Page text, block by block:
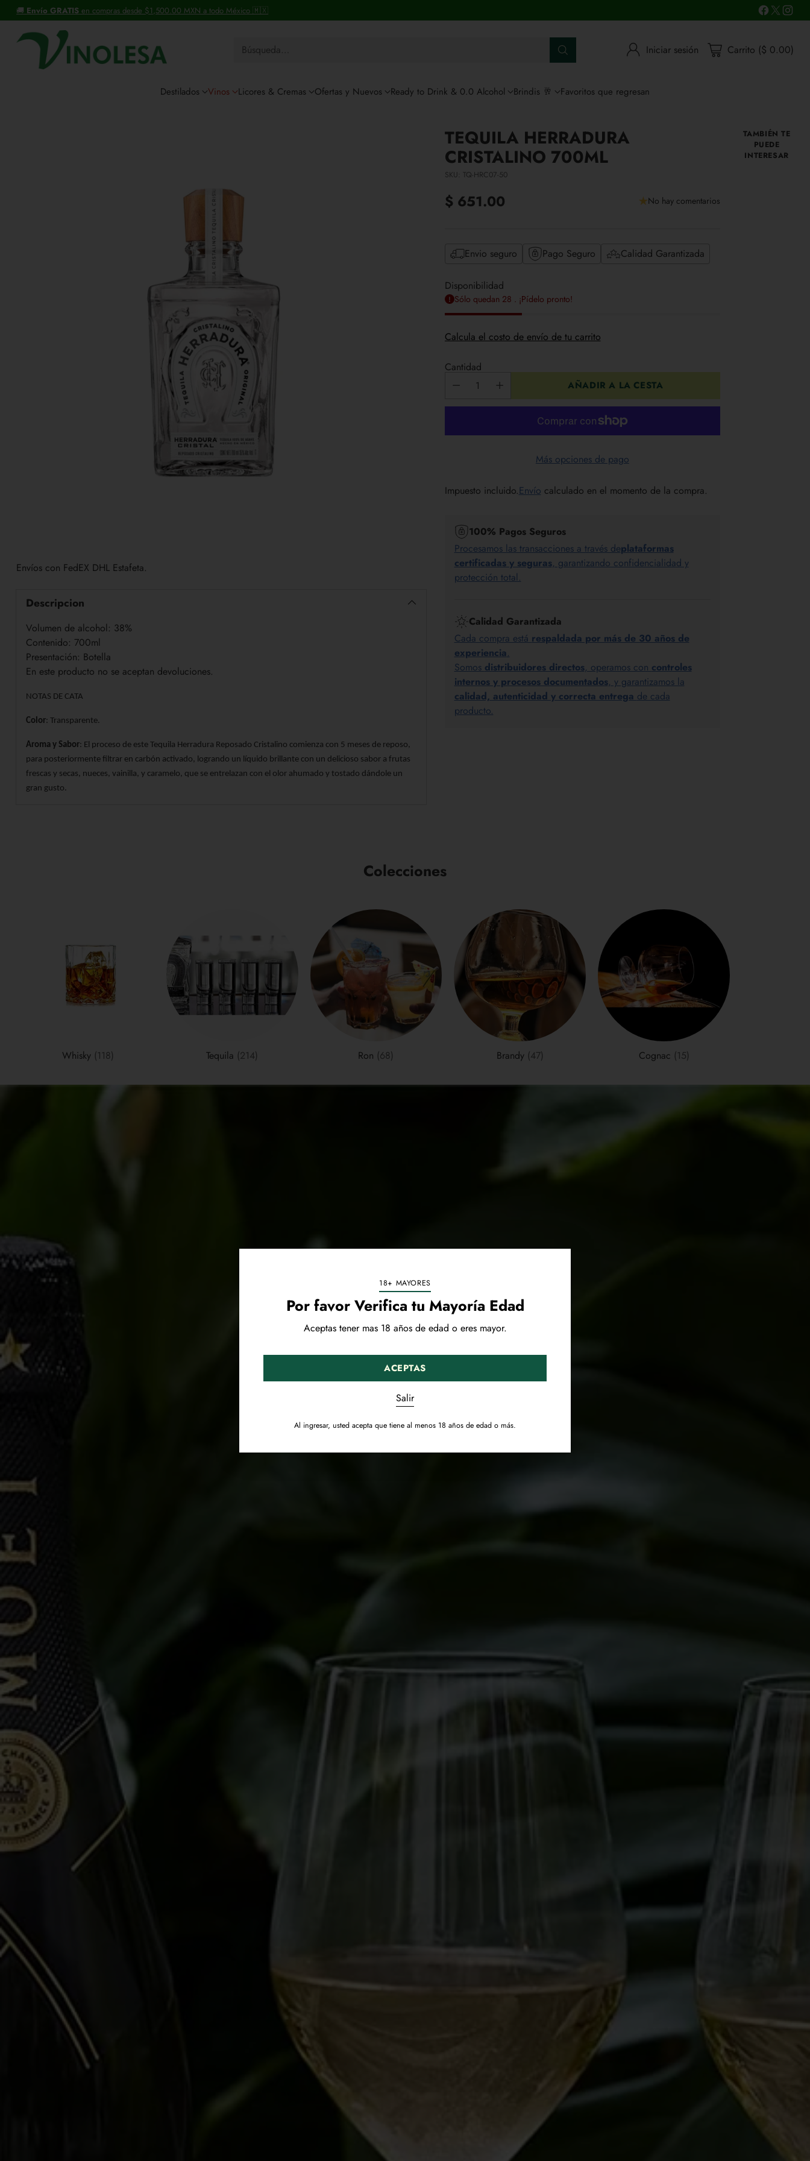
+30 años distribuyendo vinos y licores.
Búsqueda… Iniciar sesión Carrito ($ 0.00)
Destilados Vinos Licores & Cremas Ofertas y Nuevos Ready to Drink & 0.0 Alcohol Brindis 🥂 Favoritos que regresan
18+ MAYORES
Por favor Verifica tu Mayoría Edad
Aceptas tener mas 18 años de edad o eres mayor.
ACEPTAS
Salir
Al ingresar, usted acepta que tiene al menos 18 años de edad o más.
Envíos con FedEX DHL Estafeta.
Descripcion
Volumen de alcohol: 38%
Contenido: 700ml
Presentación: Botella
En este producto no se aceptan devoluciones.
NOTAS DE CATA
Color: Transparente.
Aroma y Sabor: El proceso de este Tequila Herradura Reposado Cristalino comienza con 5 meses de reposo,
para posteriormente filtrar en carbón activado, logrando un líquido brillante con un delicioso sabor a frutas
frescas y secas, nueces, vainilla, y caramelo, que se entrelazan con el olor ahumado y tostado dándole un
gran gusto.
TEQUILA HERRADURA
CRISTALINO 700ML
SKU: TQ-HRC07-50
Precio
$ 651.00 No hay comentarios
Envio seguro Pago Seguro Calidad Garantizada
Disponibilidad
Sólo quedan 28 . ¡Pídelo pronto!
Calcula el costo de envío de tu carrito
Cantidad
AÑADIR A LA CESTA
Más opciones de pago
Impuesto incluido.Envío calculado en el momento de la compra.
100% Pagos Seguros
Procesamos las transacciones a través deplataformas
certificadas y seguras, garantizando confidencialidad y
protección total.
Calidad Garantizada
Cada compra está respaldada por más de 30 años de
experiencia.
Somos distribuidores directos, operamos con controles
internos y procesos documentados, y garantizamos la
calidad, autenticidad y correcta entrega de cada
producto.
TAMBIÉN TE
PUEDE
INTERESAR
Colecciones
Whisky (118) Tequila (214) Ron (68) Brandy (47) Cognac (15)